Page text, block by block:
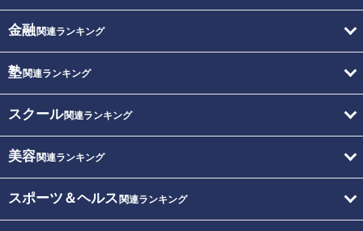
金融関連ランキング
塾関連ランキング
スクール関連ランキング
美容関連ランキング
スポーツ＆ヘルス 関連ランキング